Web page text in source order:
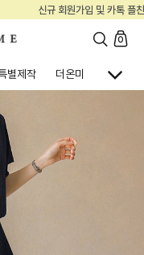
0
별제작 더온미 골프웨어